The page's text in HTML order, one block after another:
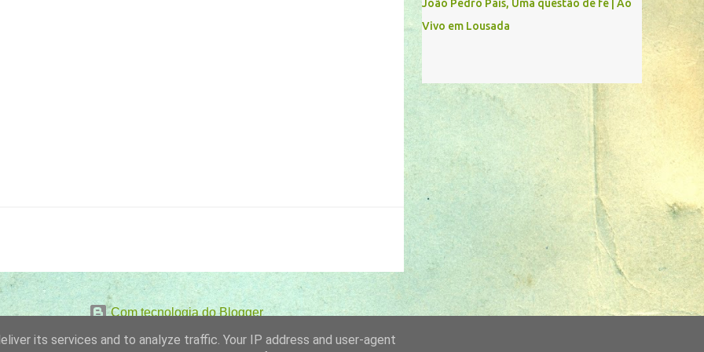
João Pedro Pais, Uma questão de fé | Ao
Vivo em Lousada
Com tecnologia do Blogger
Imagens de temas por gaffera
its services and to analyze traffic. Your IP address and user-agent